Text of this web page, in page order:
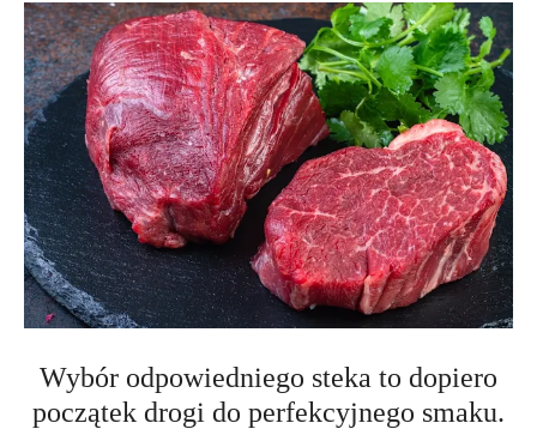
Wybór odpowiedniego steka to dopiero
początek drogi do perfekcyjnego smaku.